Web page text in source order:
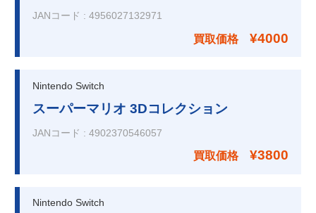
JANコード : 4956027132971
買取価格 ¥4000
Nintendo Switch
スーパーマリオ 3Dコレクション
JANコード : 4902370546057
買取価格 ¥3800
Nintendo Switch